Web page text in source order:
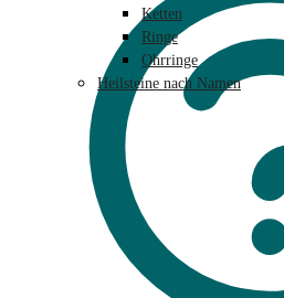
Ketten
Ringe
Ohrringe
Heilsteine nach Namen